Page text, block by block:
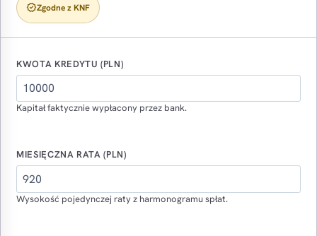
verifiedZgodne z KNF
KWOTA KREDYTU (PLN)
Kapitał faktycznie wypłacony przez bank.
MIESIĘCZNA RATA (PLN)
Wysokość pojedynczej raty z harmonogramu spłat.